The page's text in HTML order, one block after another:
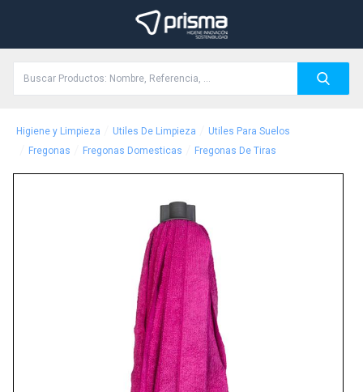
Higiene y Limpieza Utiles De Limpieza Utiles Para Suelos
Fregonas Fregonas Domesticas Fregonas De Tiras